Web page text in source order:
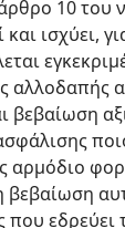
10 του
ισχύει,
αλλοδαπής
αρμόδιο
βεβαίωση
εδρεύει